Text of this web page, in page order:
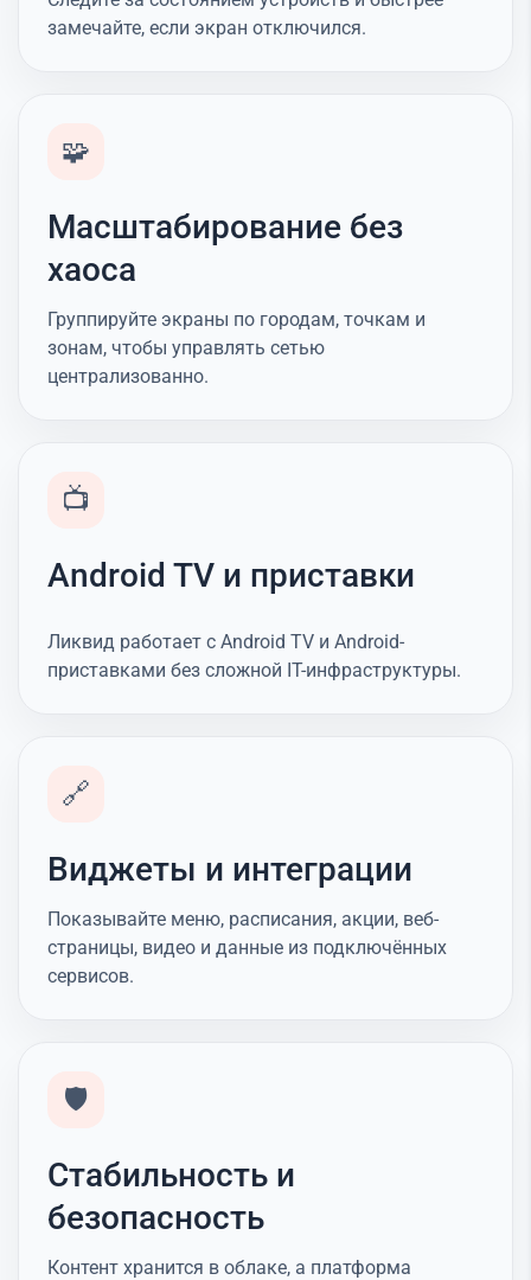
замечайте, если экран отключился.
🧩
Масштабирование без
хаоса
Группируйте экраны по городам, точкам и
зонам, чтобы управлять сетью
централизованно.
📺
Android TV и приставки
Ликвид работает с Android TV и Android-
приставками без сложной IT-инфраструктуры.
🔗
Виджеты и интеграции
Показывайте меню, расписания, акции, веб-
страницы, видео и данные из подключённых
сервисов.
🛡️
Стабильность и
безопасность
Контент хранится в облаке, а платформа